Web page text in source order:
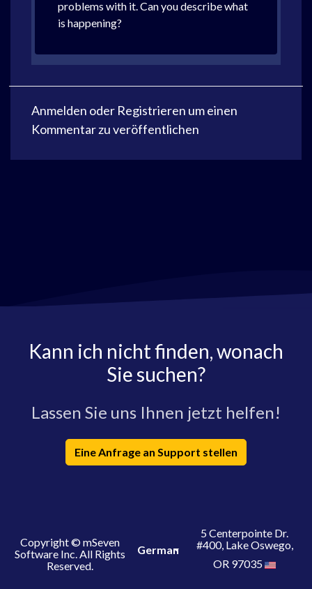
problems with it. Can you describe what
is happening?
Anmelden oder Registrieren um einen
Kommentar zu veröffentlichen
Kann ich nicht finden, wonach
Sie suchen?
Lassen Sie uns Ihnen jetzt helfen!
Eine Anfrage an Support stellen
Copyright © mSeven
Software Inc. All Rights
Reserved.
German
5 Centerpointe Dr.
#400, Lake Oswego,
OR 97035